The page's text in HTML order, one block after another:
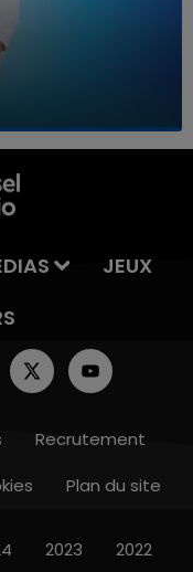
JEUX
Recrutement
Plan du site
2023 2022